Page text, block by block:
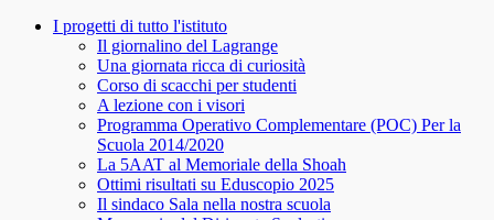
I progetti di tutto l'istituto
Il giornalino del Lagrange
Una giornata ricca di curiosità
Corso di scacchi per studenti
A lezione con i visori
Programma Operativo Complementare (POC) Per la
Scuola 2014/2020
La 5AAT al Memoriale della Shoah
Ottimi risultati su Eduscopio 2025
Il sindaco Sala nella nostra scuola